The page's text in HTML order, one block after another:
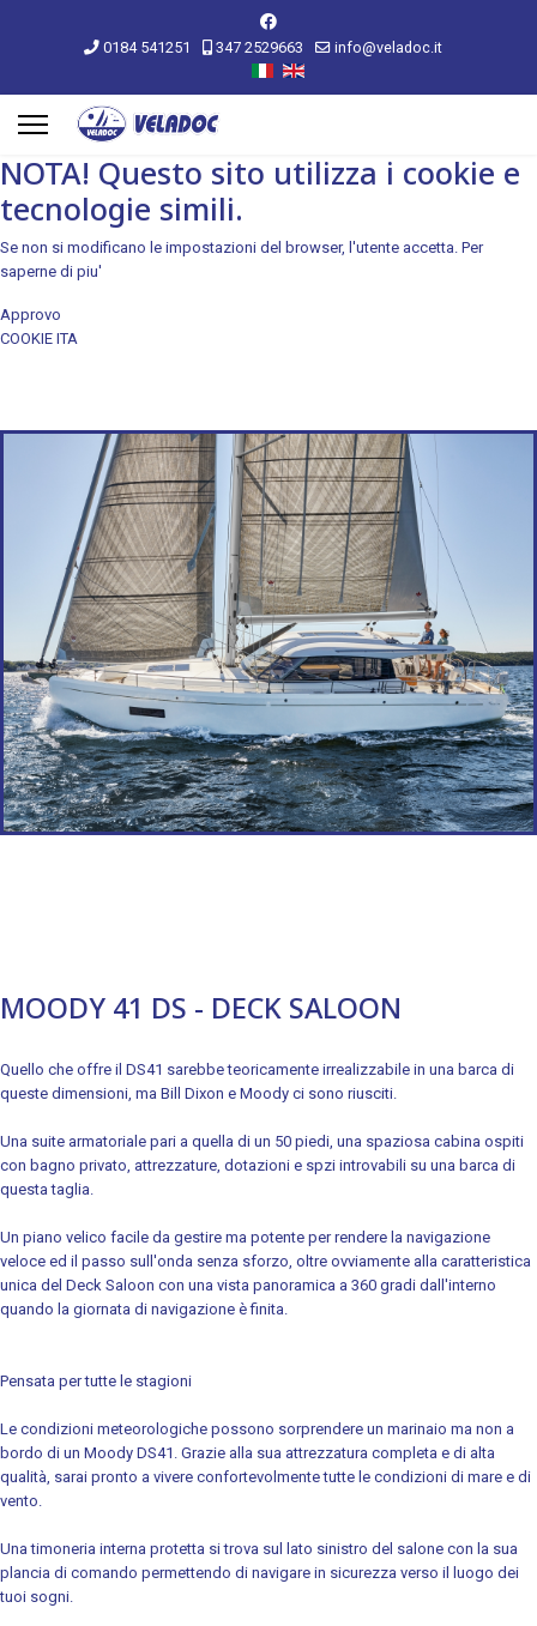
0184 541251 347 2529663 info@veladoc.it
NOTA! Questo sito utilizza i cookie e
tecnologie simili.
Se non si modificano le impostazioni del browser, l'utente accetta. Per
saperne di piu'
Approvo
COOKIE ITA
MOODY 41 DS - DECK SALOON
Quello che offre il DS41 sarebbe teoricamente irrealizzabile in una barca di
queste dimensioni, ma Bill Dixon e Moody ci sono riusciti.
Una suite armatoriale pari a quella di un 50 piedi, una spaziosa cabina ospiti
con bagno privato, attrezzature, dotazioni e spzi introvabili su una barca di
questa taglia.
Un piano velico facile da gestire ma potente per rendere la navigazione
veloce ed il passo sull'onda senza sforzo, oltre ovviamente alla caratteristica
unica del Deck Saloon con una vista panoramica a 360 gradi dall'interno
quando la giornata di navigazione è finita.
Pensata per tutte le stagioni
Le condizioni meteorologiche possono sorprendere un marinaio ma non a
bordo di un Moody DS41. Grazie alla sua attrezzatura completa e di alta
qualità, sarai pronto a vivere confortevolmente tutte le condizioni di mare e di
vento.
Una timoneria interna protetta si trova sul lato sinistro del salone con la sua
plancia di comando permettendo di navigare in sicurezza verso il luogo dei
tuoi sogni.